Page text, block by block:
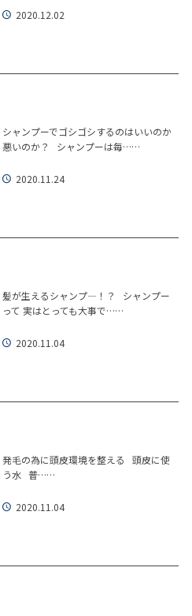
2020.12.02
シャンプーでゴシゴシするのはいいのか
悪いのか？ シャンプーは毎……
2020.11.24
髪が生えるシャンプ―！？ シャンプー
って 実はとっても大事で……
2020.11.04
発毛の為に頭皮環境を整える 頭皮に使
う水 普……
2020.11.04